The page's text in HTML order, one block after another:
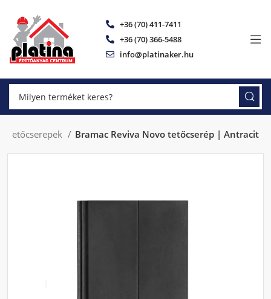
+36 (70) 411-7411
+36 (70) 366-5488
info@platinaker.hu
Tetőcserepek Bramac Reviva Novo tetőcserép | Antracit